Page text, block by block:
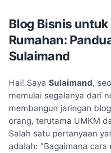
Blog Bisnis
Rumahan:
Sulaimand
Hai! Saya Sulaimand,
memulai segalanya dari
membangun jaringan
orang, terutama UMKM
Salah satu pertanyaan
adalah: "Bagaimana